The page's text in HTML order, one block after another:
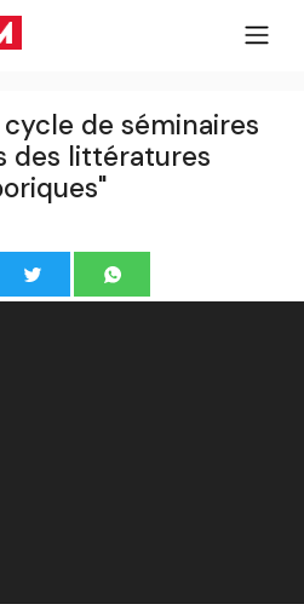
de séminaires
des littératures